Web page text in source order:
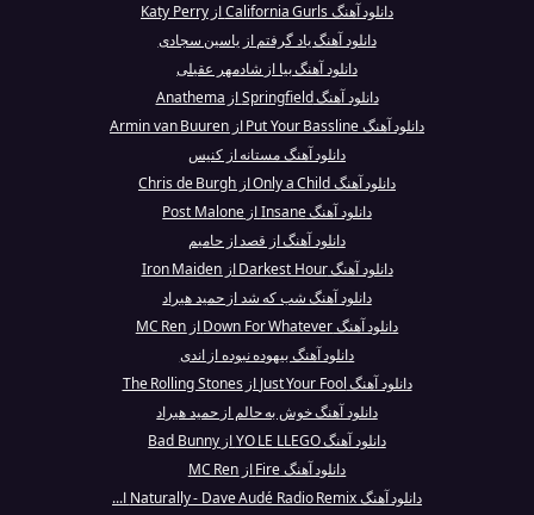
دانلود آهنگ California Gurls از Katy Perry
دانلود آهنگ یاد گرفتم از یاسین سجادی
دانلود آهنگ بیا از شادمهر عقیلی
دانلود آهنگ Springfield از Anathema
دانلود آهنگ Put Your Bassline از Armin van Buuren
دانلود آهنگ مستانه از کنیس
دانلود آهنگ Only a Child از Chris de Burgh
دانلود آهنگ Insane از Post Malone
دانلود آهنگ از قصد از حامیم
دانلود آهنگ Darkest Hour از Iron Maiden
دانلود آهنگ شب که شد از حمید هیراد
دانلود آهنگ Down For Whatever از MC Ren
دانلود آهنگ بیهوده نبوده از اندی
دانلود آهنگ Just Your Fool از The Rolling Stones
دانلود آهنگ خوش به حالم از حمید هیراد
دانلود آهنگ YO LE LLEGO از Bad Bunny
دانلود آهنگ Fire از MC Ren
دانلود آهنگ Naturally - Dave Audé Radio Remix ا...